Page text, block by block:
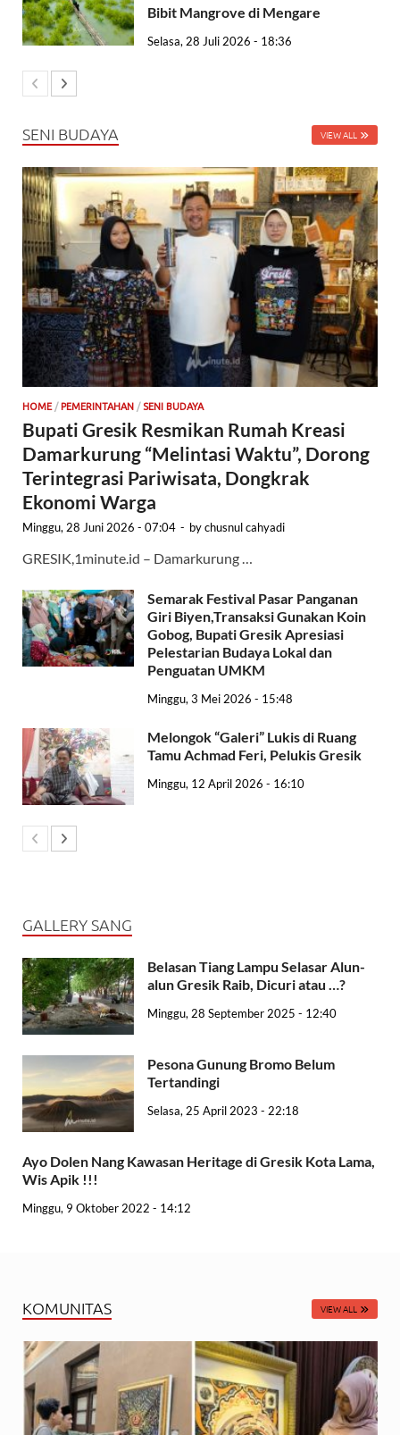
Bibit Mangrove di Mengare
Selasa, 28 Juli 2026 - 18:36
SENI BUDAYA VIEW ALL
HOME / PEMERINTAHAN / SENI BUDAYA
Bupati Gresik Resmikan Rumah Kreasi
Damarkurung “Melintasi Waktu”, Dorong
Terintegrasi Pariwisata, Dongkrak
Ekonomi Warga
Minggu, 28 Juni 2026 - 07:04 - bychusnul cahyadi
GRESIK,1minute.id – Damarkurung …
Semarak Festival Pasar Panganan
Giri Biyen,Transaksi Gunakan Koin
Gobog, Bupati Gresik Apresiasi
Pelestarian Budaya Lokal dan
Penguatan UMKM
Minggu, 3 Mei 2026 - 15:48
Melongok “Galeri” Lukis di Ruang
Tamu Achmad Feri, Pelukis Gresik
Minggu, 12 April 2026 - 16:10
GALLERY SANG
Belasan Tiang Lampu Selasar Alun-
alun Gresik Raib, Dicuri atau …?
Minggu, 28 September 2025 - 12:40
Pesona Gunung Bromo Belum
Tertandingi
Selasa, 25 April 2023 - 22:18
Ayo Dolen Nang Kawasan Heritage di Gresik Kota Lama,
Wis Apik !!!
Minggu, 9 Oktober 2022 - 14:12
KOMUNITAS VIEW ALL